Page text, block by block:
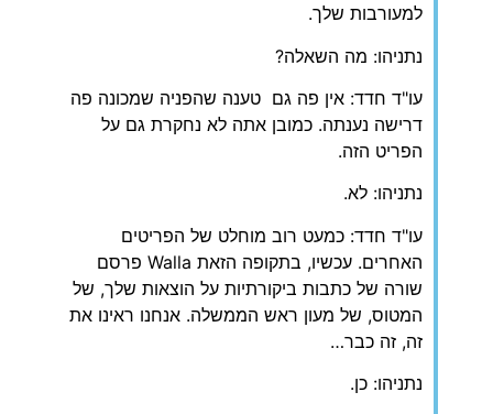
למעורבות שלך.
נתניהו: מה השאלה?
עו"ד חדד: אין פה גם טענה שהפניה שמכונה פה
דרישה נענתה. כמובן אתה לא נחקרת גם על
הפריט הזה.
נתניהו: לא.
עו"ד חדד: כמעט רוב מוחלט של הפריטים
האחרים. עכשיו, בתקופה הזאת Walla פרסם
שורה של כתבות ביקורתיות על הוצאות שלך, של
המטוס, של מעון ראש הממשלה. אנחנו ראינו את
זה, זה כבר…
נתניהו: כן.